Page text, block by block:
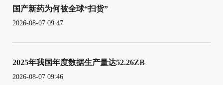
国产新药为何被全球“扫货”
2026-08-07 09:47
2025年我国年度数据生产量达52.26ZB
2026-08-07 09:46